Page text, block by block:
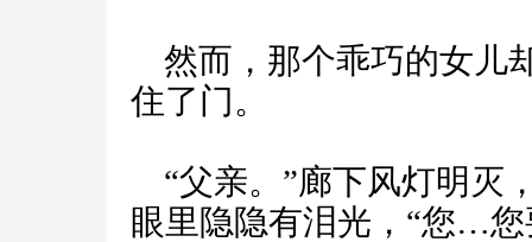
然而，那个乖巧的女儿
住了门。
“父亲。”廊下风灯明灭
眼里隐隐有泪光，“您…